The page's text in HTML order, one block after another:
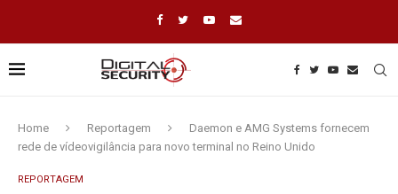
Home Reportagem
Daemon e AMG Systems fornecem
rede de vídeovigilância para novo terminal no Reino Unido
REPORTAGEM